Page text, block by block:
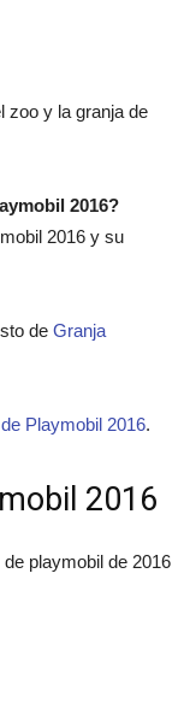
zoo y la granja de
2016?
2016 y su
de Granja
Playmobil 2016.
2016
playmobil de 2016